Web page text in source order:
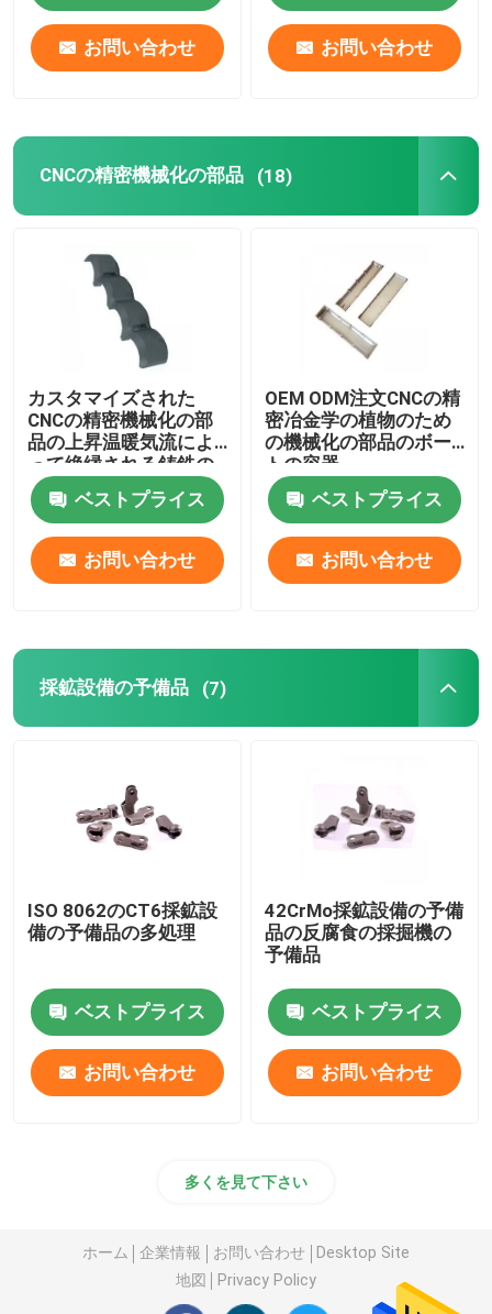
お問い合わせ お問い合わせ
CNCの精密機械化の部品 (18)
カスタマイズされた
CNCの精密機械化の部
品の上昇温暖気流によ
って絶縁される鋳鉄の
パイプ・クランプ
ベストプライス
お問い合わせ
OEM ODM注文CNCの精
密冶金学の植物のため
の機械化の部品のボー
トの容器
ベストプライス
お問い合わせ
採鉱設備の予備品 (7)
ISO 8062のCT6採鉱設
備の予備品の多処理
ベストプライス
お問い合わせ
42CrMo採鉱設備の予備
品の反腐食の採掘機の
予備品
ベストプライス
お問い合わせ
多くを見て下さい
ホーム 企業情報 お問い合わせ
Desktop Site
地図
Privacy Policy